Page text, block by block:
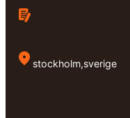
stockholm,sverige